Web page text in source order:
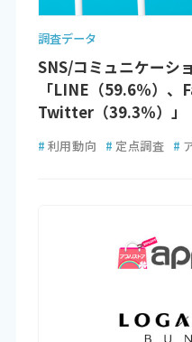
調査データ
SNS/コミュニケーシ
「LINE（59.6％）、
Twitter（39.3％）」
# 利用動向 # 定点調査 #